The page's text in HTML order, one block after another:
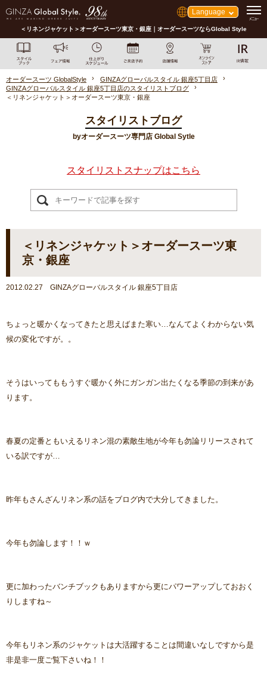
Language
＜リネンジャケット＞オーダースーツ東京・銀座｜オーダースーツならGlobal Style
オーダースーツ GlobalStyle
GINZAグローバルスタイル 銀座5丁目店
GINZAグローバルスタイル 銀座5丁目店のスタイリストブログ
＜リネンジャケット＞オーダースーツ東京・銀座
スタイリストブログ
byオーダースーツ専門店 Global Sytle
スタイリストスナップはこちら
＜リネンジャケット＞オーダースーツ東
京・銀座
2012.02.27 GINZAグローバルスタイル 銀座5丁目店
ちょっと暖かくなってきたと思えばまた寒い…なんてよくわからない気
候の変化ですが。。
そうはいってももうすぐ暖かく外にガンガン出たくなる季節の到来があ
ります。
春夏の定番ともいえるリネン混の素敵生地が今年も勿論リリースされて
いる訳ですが…
昨年もさんざんリネン系の話をブログ内で大分してきました。
今年も勿論します！！ｗ
更に加わったバンチブックもありますから更にパワーアップしておおく
りしますね～
今年もリネン系のジャケットは大活躍することは間違いなしですから是
非是非一度ご覧下さいね！！